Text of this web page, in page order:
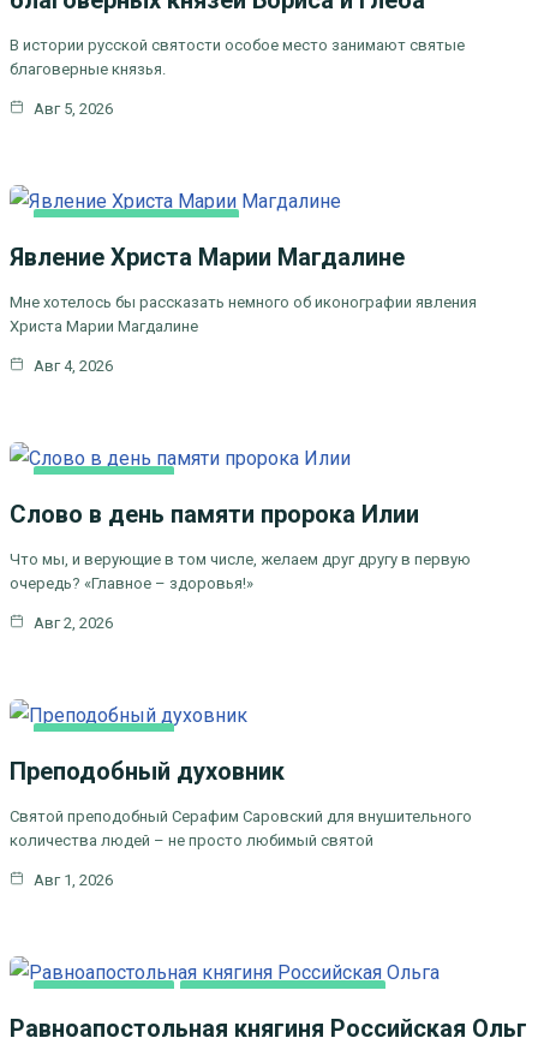
В истории русской святости особое место занимают святые
благоверные князья.
Авг 5, 2026
Явление Христа Марии Магдалине
Мне хотелось бы рассказать немного об иконографии явления
Христа Марии Магдалине
Авг 4, 2026
ЦЕРКОВНЫЕ ПРАЗДНИКИ
Слово в день памяти пророка Илии
Что мы, и верующие в том числе, желаем друг другу в первую
очередь? «Главное – здоровья!»
Авг 2, 2026
ЦЕРКОВНЫЕ
Преподобный духовник
Святой преподобный Серафим Саровский для внушительного
количества людей – не просто любимый святой
Авг 1, 2026
Равноапостольная княгиня Российская Ольг